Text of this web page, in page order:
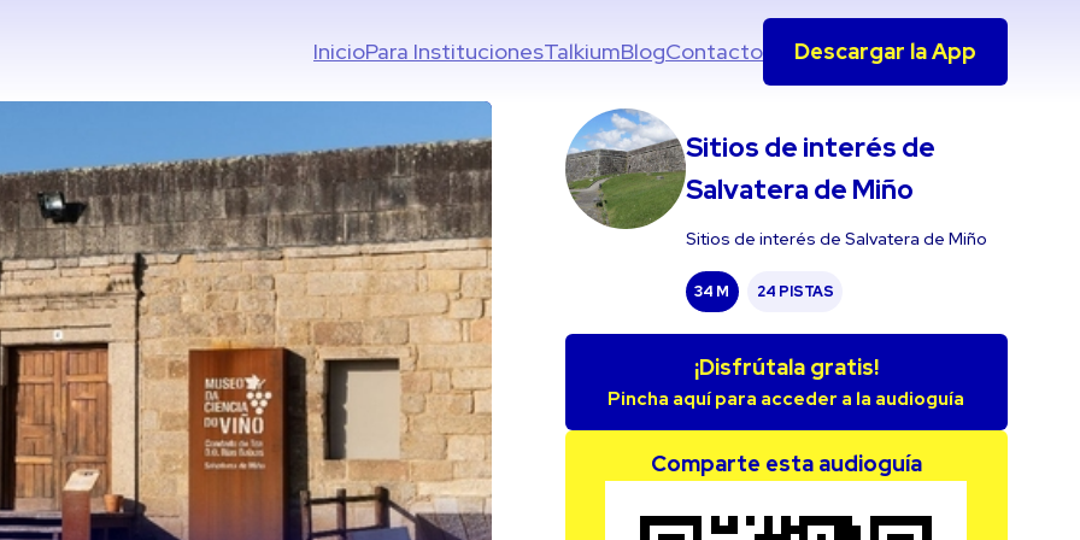
InicioPara InstitucionesTalkiumBlogContacto Descargar la App
Sitios de interés de
Salvatera de Miño
Sitios de interés de Salvatera de Miño
34 M 24 PISTAS
¡Disfrútala gratis!
Pincha aquí para acceder a la audioguía
Comparte esta audioguía